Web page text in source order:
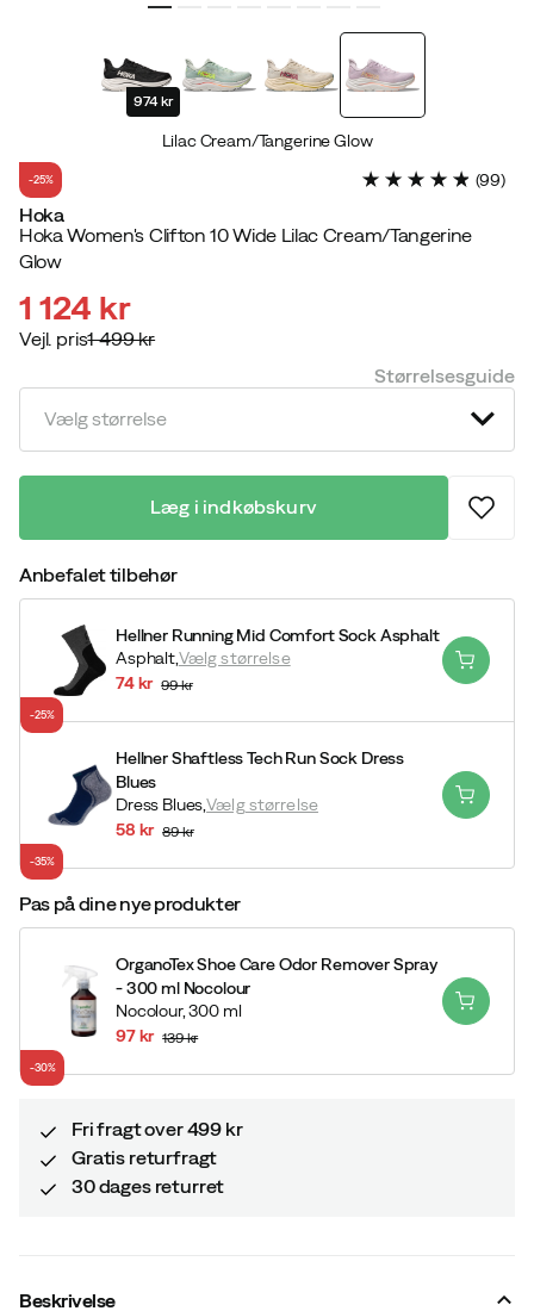
974 kr
Lilac Cream/Tangerine Glow
-25% (99)
Hoka
Hoka Women's Clifton 10 Wide Lilac Cream/Tangerine
Glow
discounted
price
1 124 kr
original
price
Vejl. pris1 499 kr
Størrelsesguide
Vælg størrelse
Læg i indkøbskurv
Anbefalet tilbehør
Hellner Running Mid Comfort Sock Asphalt
Asphalt,Vælg størrelse
74 kr 99 kr
-25%
Hellner Shaftless Tech Run Sock Dress
Blues
Dress Blues,Vælg størrelse
58 kr 89 kr
-35%
Pas på dine nye produkter
OrganoTex Shoe Care Odor Remover Spray
- 300 ml Nocolour
Nocolour,300 ml
97 kr 139 kr
-30%
Fri fragt over 499 kr
Gratis returfragt
30 dages returret
Beskrivelse